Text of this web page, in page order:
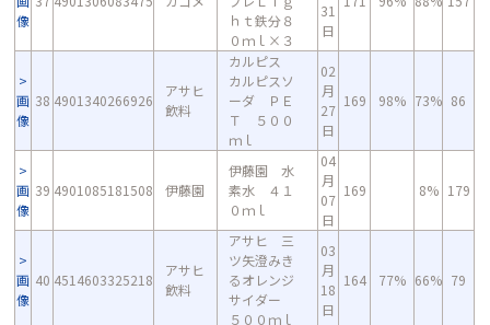
像
ｈｔ鉄分８
０ｍｌ×３
31
日
画
像
38 4901340266926
アサヒ
飲料
カルピス
カルピスソ
ーダ ＰＥ
Ｔ ５００
ｍｌ
02
月
27
日
169 98% 73% 86
画
像
39 4901085181508 伊藤園
伊藤園 水
素水 ４１
０ｍｌ
04
月
07
日
169 8% 179
画
像
40 4514603325218
アサヒ
飲料
アサヒ 三
ツ矢澄みき
るオレンジ
サイダー
５００ｍｌ
03
月
18
日
164 77% 66% 79